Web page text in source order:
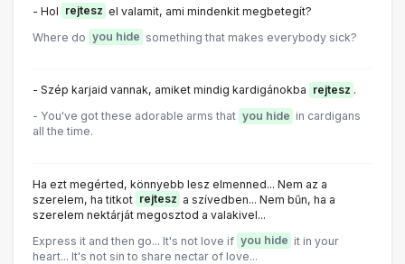
- Hol rejtesz el valamit, ami mindenkit megbetegít?
Where do you hide something that makes everybody sick?
- Szép karjaid vannak, amiket mindig kardigánokba rejtesz .
- You've got these adorable arms that you hide in cardigans
all the time.
Ha ezt megérted, könnyebb lesz elmenned... Nem az a
szerelem, ha titkot rejtesz a szívedben... Nem bűn, ha a
szerelem nektárját megosztod a valakivel...
Express it and then go... lt's not love if you hide it in your
heart... lt's not sin to share nectar of love...